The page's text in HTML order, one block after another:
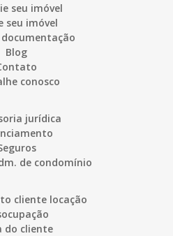
seu imóvel
seu imóvel
documentação
Blog
conosco
jurídica
de condomínio
cliente locação
do cliente